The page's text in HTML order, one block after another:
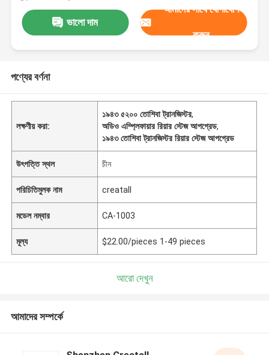
ভালো দাম
আমাদের সাথে যোগাযোগ
করুন
পণ্যের বর্ণনা
লক্ষণীয় করা:
১৯৪৩ ৫২০০ তোশিবা ট্রানজিস্টর,
অডিও এম্প্লিফায়ার রিয়ার স্টেজ আপগ্রেড,
১৯৪৩ তোশিবা ট্রানজিস্টর রিয়ার স্টেজ আপগ্রেড
উৎপত্তি স্থল চীন
পরিচিতিমুলক নাম creatall
মডেল নম্বার CA-1003
মূল্য $22.00/pieces 1-49 pieces
আরো দেখুন
আমাদের সম্পর্কে